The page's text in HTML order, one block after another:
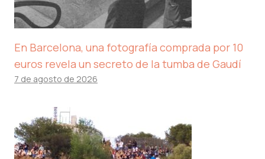
En Barcelona, ​​una fotografía comprada por 10
euros revela un secreto de la tumba de Gaudí
7 de agosto de 2026